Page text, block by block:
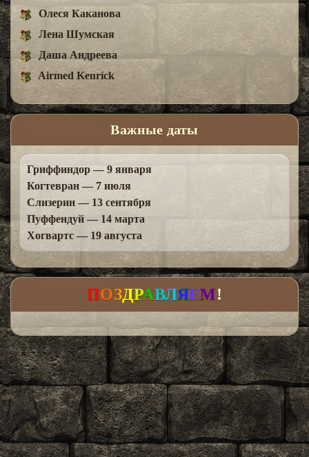
Олеся Каканова
Лена Шумская
Даша Андреева
Airmed Kenríck
Важные даты
Гриффиндор — 9 января
Когтевран — 7 июля
Слизерин — 13 сентября
Пуффендуй — 14 марта
Хогвартс — 19 августа
ПОЗДРАВЛЯЕМ!